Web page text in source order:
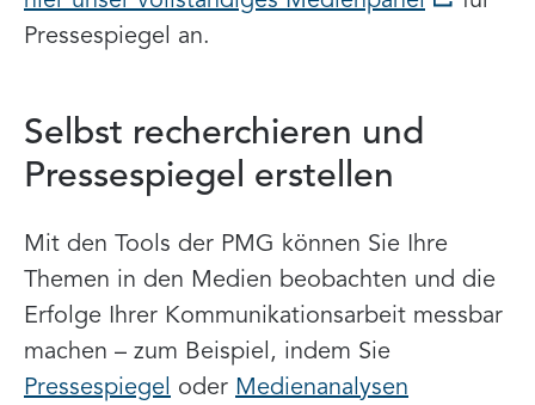
Pressespiegel an.
Selbst recherchieren und
Pressespiegel erstellen
Mit den Tools der PMG können Sie Ihre
Themen in den Medien beobachten und die
Erfolge Ihrer Kommunikationsarbeit messbar
machen – zum Beispiel, indem Sie
Pressespiegel oder Medienanalysen